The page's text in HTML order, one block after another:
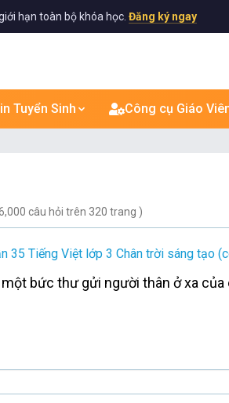
hạn toàn bộ khóa học. Đăng ký ngay
Tuyển Sinh Công cụ Giáo
câu hỏi trên 320 trang )
35 Tiếng Việt lớp 3 Chân trời sáng tạo
bức thư gửi người thân ở xa